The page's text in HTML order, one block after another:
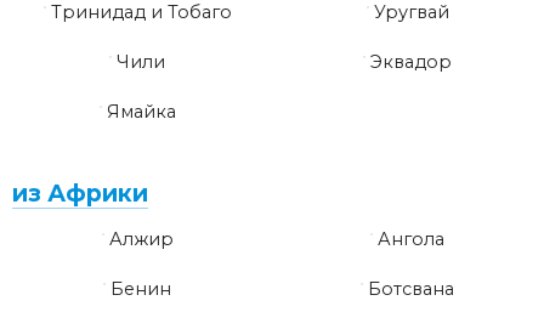
Тринидад и Тобаго Уругвай
Чили Эквадор
Ямайка
из Африки
Алжир Ангола
Бенин Ботсвана